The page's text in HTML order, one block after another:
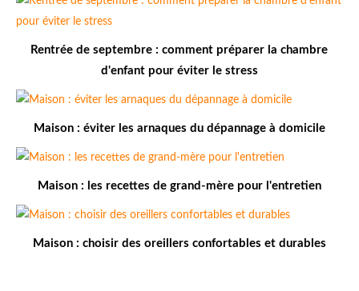
Rentrée de septembre : comment préparer la chambre
d'enfant pour éviter le stress
Maison : éviter les arnaques du dépannage à domicile
Maison : les recettes de grand-mère pour l'entretien
Maison : choisir des oreillers confortables et durables